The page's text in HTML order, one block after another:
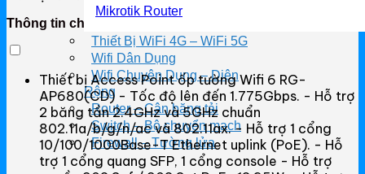
Mikrotik Router
Mikrotik Switch
Mikrotik WiFi
Phụ Kiện MikroTik
NetMax
Thiết Bị WiFi 4G – WiFi 5G
Wifi Dân Dụng
Wifi Chuyên Dụng – Diện
Rộng
Router – Cân băng tải
Switch – Bộ chuyển mạch
Firewall – Tường lửa
Thông tin chung
Thiết bị Access Point ốp tường Wifi 6 RG-
AP680(CD) - Tốc độ lên đến 1.775Gbps. - Hỗ trợ
2 băng tần 2.4GHz và 5GHz chuẩn
802.11a/b/g/n/ac và 802.11ax. - Hỗ trợ 1 cổng
10/100/1000Base-T Ethernet uplink (PoE). - Hỗ
trợ 1 cổng quang SFP, 1 cổng console - Hỗ trợ